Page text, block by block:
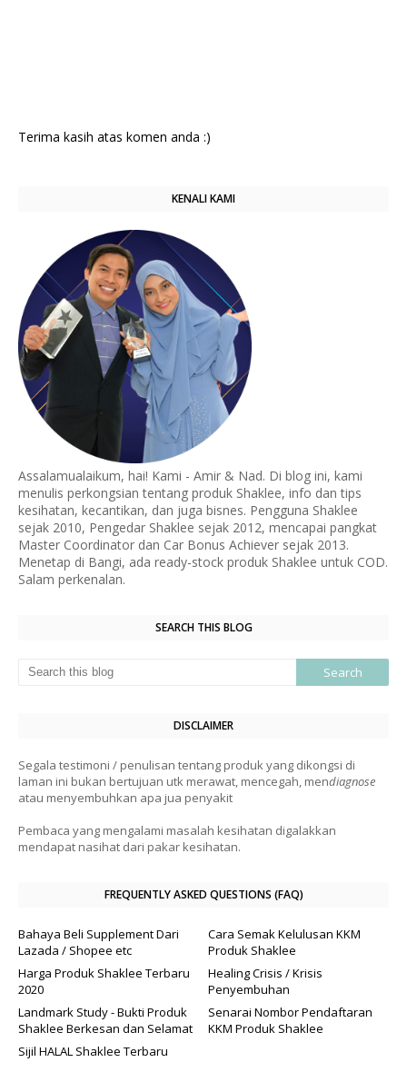
Terima kasih atas komen anda :)
KENALI KAMI
Assalamualaikum, hai! Kami - Amir & Nad. Di blog ini, kami
menulis perkongsian tentang produk Shaklee, info dan tips
kesihatan, kecantikan, dan juga bisnes. Pengguna Shaklee
sejak 2010, Pengedar Shaklee sejak 2012, mencapai pangkat
Master Coordinator dan Car Bonus Achiever sejak 2013.
Menetap di Bangi, ada ready-stock produk Shaklee untuk COD.
Salam perkenalan.
SEARCH THIS BLOG
DISCLAIMER
Segala testimoni / penulisan tentang produk yang dikongsi di
laman ini bukan bertujuan utk merawat, mencegah, mendiagnose
atau menyembuhkan apa jua penyakit
Pembaca yang mengalami masalah kesihatan digalakkan
mendapat nasihat dari pakar kesihatan.
FREQUENTLY ASKED QUESTIONS (FAQ)
Bahaya Beli Supplement Dari
Lazada / Shopee etc
Cara Semak Kelulusan KKM
Produk Shaklee
Harga Produk Shaklee Terbaru
2020
Healing Crisis / Krisis
Penyembuhan
Landmark Study - Bukti Produk
Shaklee Berkesan dan Selamat
Senarai Nombor Pendaftaran
KKM Produk Shaklee
Sijil HALAL Shaklee Terbaru